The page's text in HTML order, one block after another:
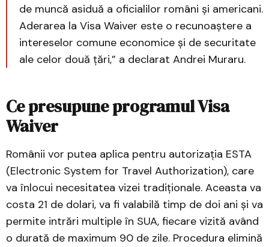
de muncă asiduă a oficialilor români și americani.
Aderarea la Visa Waiver este o recunoaștere a
intereselor comune economice și de securitate
ale celor două țări,” a declarat Andrei Muraru.
Ce presupune programul Visa
Waiver
Românii vor putea aplica pentru autorizația ESTA
(Electronic System for Travel Authorization), care
va înlocui necesitatea vizei tradiționale. Aceasta va
costa 21 de dolari, va fi valabilă timp de doi ani și va
permite intrări multiple în SUA, fiecare vizită având
o durată de maximum 90 de zile. Procedura elimină